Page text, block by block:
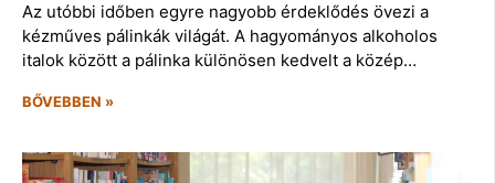
Az utóbbi időben egyre nagyobb érdeklődés övezi a
kézműves pálinkák világát. A hagyományos alkoholos
italok között a pálinka különösen kedvelt a közép…
BŐVEBBEN »